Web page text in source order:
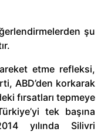
şu
etme refleksi,
ABD’den korkarak
fırsatları tepmeye
tek başına
yılında Silivri